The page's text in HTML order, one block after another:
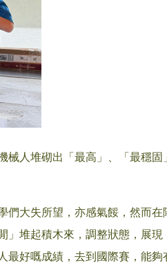
械人堆砌出「最高」、「最穩
們大失所望，亦感氣餒，然而
」堆起積木來，調整狀態，展
最好嘅成績，去到國際賽，能